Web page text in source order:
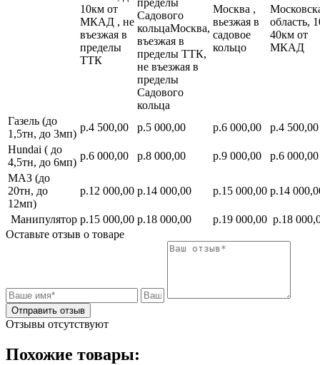
10км от
МКАД , не
въезжая в
пределы
ТТК
пределы
Садового
кольцаМосква,
въезжая в
пределы ТТК,
не въезжая в
пределы
Садового
кольца
Москва ,
вьезжая в
садовое
кольцо
область,
40км от
МКАД
Газель (до
1,5тн, до 3мп)
р.4 500,00 р.5 000,00 р.6 000,00
р.4 500,00
Hundai ( до
4,5тн, до 6мп)
р.6 000,00 р.8 000,00 р.9 000,00
р.6 000,00
МАЗ (до
20тн, до
12мп)
р.12 000,00 р.14 000,00 р.15 000,00 р.14
Манипулятор р.15 000,00 р.18 000,00 р.19 000,00 р.18
Оставьте отзыв о товаре
Отправить отзыв
Отзывы отсутствуют
Похожие товары: